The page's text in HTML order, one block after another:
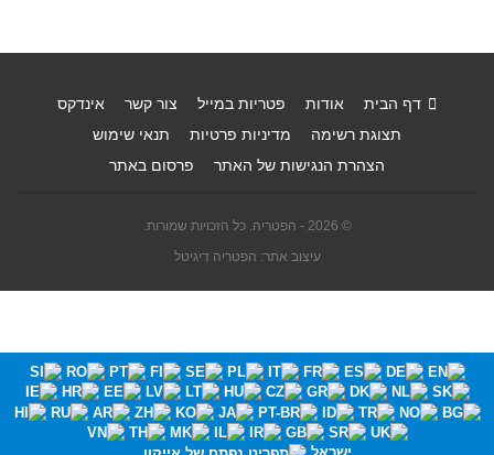
דף הבית אודות פטריות במייל צור קשר
אינדקס
תצוגת רשימה
מדיניות פרטיות
תנאי שימוש
הצהרת הנגישות של האתר
פרסום באתר
© 2026 - הפטריה. כל הזכויות שמורות.
עיצוב אתר: הפטריה דיגיטל